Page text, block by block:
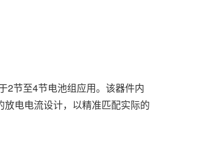
2节至4节电池组应用。该器件内
电电流设计，以精准匹配实际的